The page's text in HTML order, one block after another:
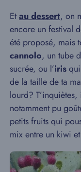
Etau dessert, on
encore un festival
été proposé, mais
cannolo, un tube
sucrée, ou l’iris
de la taille de ta
lourd?
notamment pu
petits fruits qui
mix entre un kiwi